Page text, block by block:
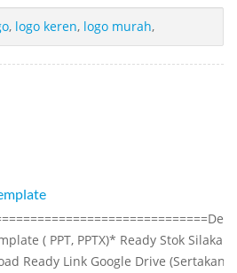
, logo keren, logo murah,
( PPT, PPTX)* Ready Stok Silakan
Ready Link Google Drive (Sertakan